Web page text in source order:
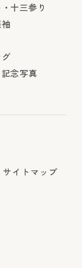
十三参り
念写真
サイトマップ